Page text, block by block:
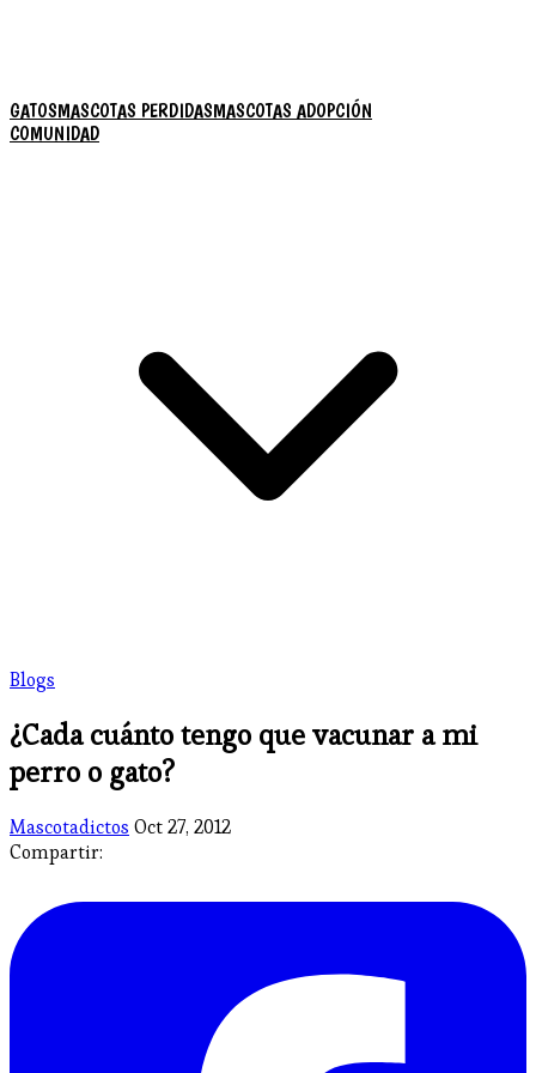
GATOSMASCOTAS PERDIDASMASCOTAS ADOPCIÓN
COMUNIDAD
Blogs
¿Cada cuánto tengo que vacunar a mi
perro o gato?
Mascotadictos Oct 27, 2012
Compartir: